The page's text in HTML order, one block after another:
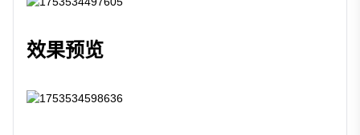
效果预览